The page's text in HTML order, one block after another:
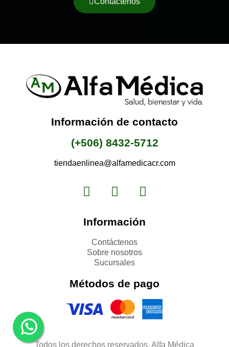
Información de contacto
(+506) 8432-5712
tiendaenlinea@alfamedicacr.com
Información
Contáctenos
Sobre nosotros
Sucursales
Métodos de pago
Todos los derechos reservados. Alfa Médica